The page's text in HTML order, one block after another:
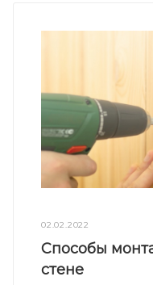
02.02.2022
Способы
стене